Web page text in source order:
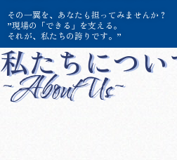
その一翼を、あなたも担ってみませんか？
”現場の「できる」を支える。
それが、私たちの誇りです。”
私たちについ
~About Us~